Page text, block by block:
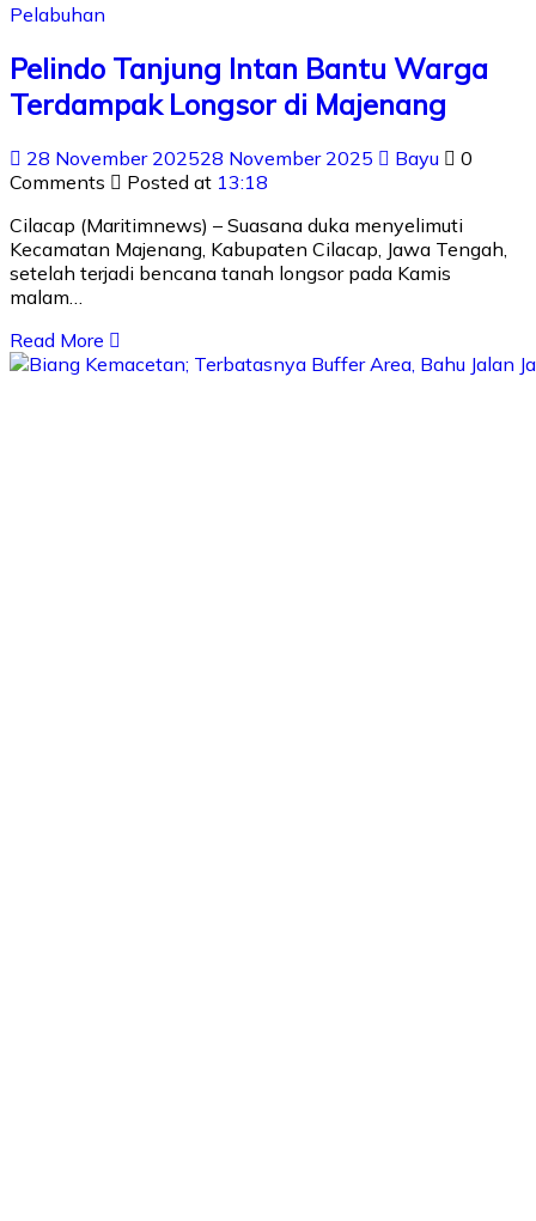
Pelabuhan
Pelindo Tanjung Intan Bantu Warga
Terdampak Longsor di Majenang
28 November 202528 November 2025 Bayu
0
Comments
Posted at 13:18
Cilacap (Maritimnews) – Suasana duka menyelimuti
Kecamatan Majenang, Kabupaten Cilacap, Jawa Tengah,
setelah terjadi bencana tanah longsor pada Kamis
malam…
Read More